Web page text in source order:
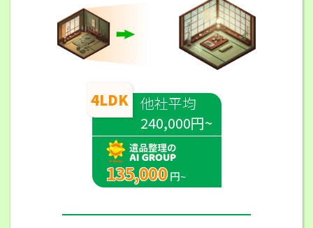
4LDK 他社平均
240,000円~
135,000 円~